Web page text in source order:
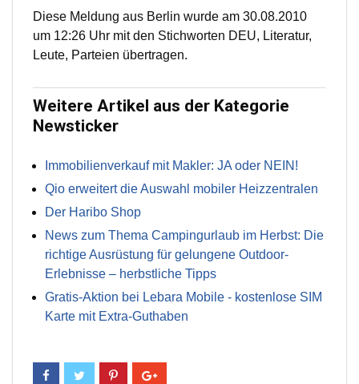
Diese Meldung aus Berlin wurde am 30.08.2010
um 12:26 Uhr mit den Stichworten DEU, Literatur,
Leute, Parteien übertragen.
Weitere Artikel aus der Kategorie
Newsticker
Immobilienverkauf mit Makler: JA oder NEIN!
Qio erweitert die Auswahl mobiler Heizzentralen
Der Haribo Shop
News zum Thema Campingurlaub im Herbst: Die
richtige Ausrüstung für gelungene Outdoor-
Erlebnisse – herbstliche Tipps
Gratis-Aktion bei Lebara Mobile - kostenlose SIM
Karte mit Extra-Guthaben